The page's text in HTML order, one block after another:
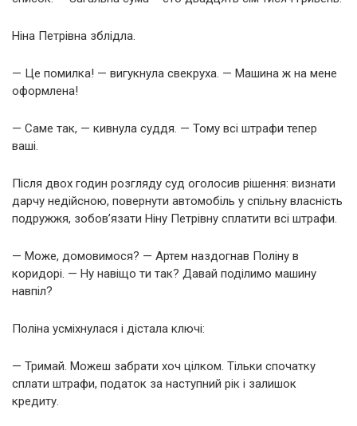
Ніна Петрівна зблідла.
— Це помилка! — вигукнула свекруха. — Машина ж на мене
оформлена!
— Саме так, — кивнула суддя. — Тому всі штрафи тепер
ваші.
Після двох годин розгляду суд оголосив рішення: визнати
дарчу недійсною, повернути автомобіль у спільну власність
подружжя, зобов’язати Ніну Петрівну сплатити всі штрафи.
— Може, домовимося? — Артем наздогнав Поліну в
коридорі. — Ну навіщо ти так? Давай поділимо машину
навпіл?
Поліна усміхнулася і дістала ключі:
— Тримай. Можеш забрати хоч цілком. Тільки спочатку
сплати штрафи, податок за наступний рік і залишок
кредиту.